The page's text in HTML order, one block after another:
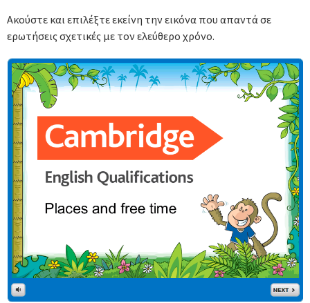
Ακούστε και επιλέξτε εκείνη την εικόνα που απαντά σε
ερωτήσεις σχετικές με τον ελεύθερο χρόνο.